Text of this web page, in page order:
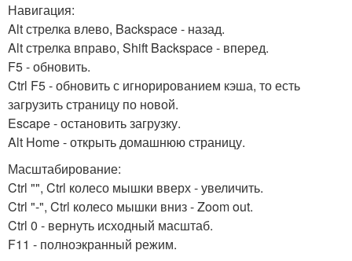
Навигация:
Alt стрелка влево, Backspace - назад.
Alt стрелка вправо, Shift Backspace - вперед.
F5 - обновить.
Ctrl F5 - обновить с игнорированием кэша, то есть
загрузить страницу по новой.
Escape - остановить загрузку.
Alt Home - открыть домашнюю страницу.
Масштабирование:
Ctrl "", Ctrl колесо мышки вверх - увеличить.
Ctrl "-", Ctrl колесо мышки вниз - Zoom out.
Ctrl 0 - вернуть исходный масштаб.
F11 - полноэкранный режим.